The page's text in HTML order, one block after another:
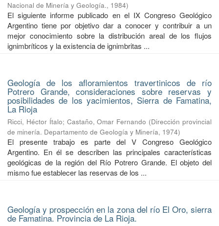
Nacional de Minería y Geología., 1984)
El siguiente informe publicado en el IX Congreso Geológico
Argentino tiene por objetivo dar a conocer y contribuir a un
mejor conocimiento sobre la distribución areal de los flujos
ignimbríticos y la existencia de ignimbritas ...
Geología de los afloramientos travertinicos de río
Potrero Grande, consideraciones sobre reservas y
posibilidades de los yacimientos, Sierra de Famatina,
La Rioja
Ricci, Héctor Ítalo; Castaño, Omar Fernando (Dirección provincial
de minería. Departamento de Geología y Minería, 1974)
El presente trabajo es parte del V Congreso Geológico
Argentino. En él se describen las principales características
geológicas de la región del Río Potrero Grande. El objeto del
mismo fue establecer las reservas de los ...
Geología y prospección en la zona del río El Oro, sierra
de Famatina. Provincia de La Rioja.